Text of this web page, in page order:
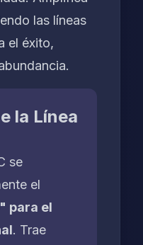
las líneas
el éxito,
la Línea
se
el
para el
. Trae